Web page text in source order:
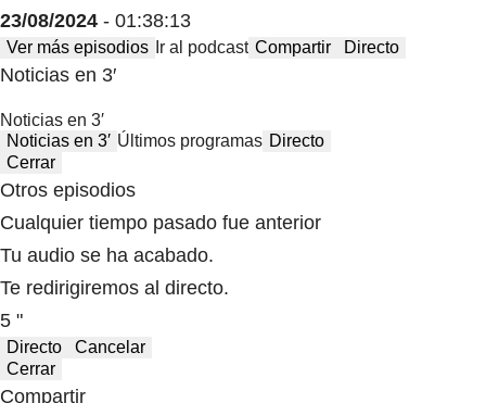
23/08/2024 - 01:38:13
Ver más episodios Ir al podcast Compartir Directo
Noticias en 3′
Noticias en 3′
Noticias en 3′ Últimos programas Directo
Cerrar
Otros episodios
Cualquier tiempo pasado fue anterior
Tu audio se ha acabado.
Te redirigiremos al directo.
5 "
Directo
Cancelar
Cerrar
Compartir